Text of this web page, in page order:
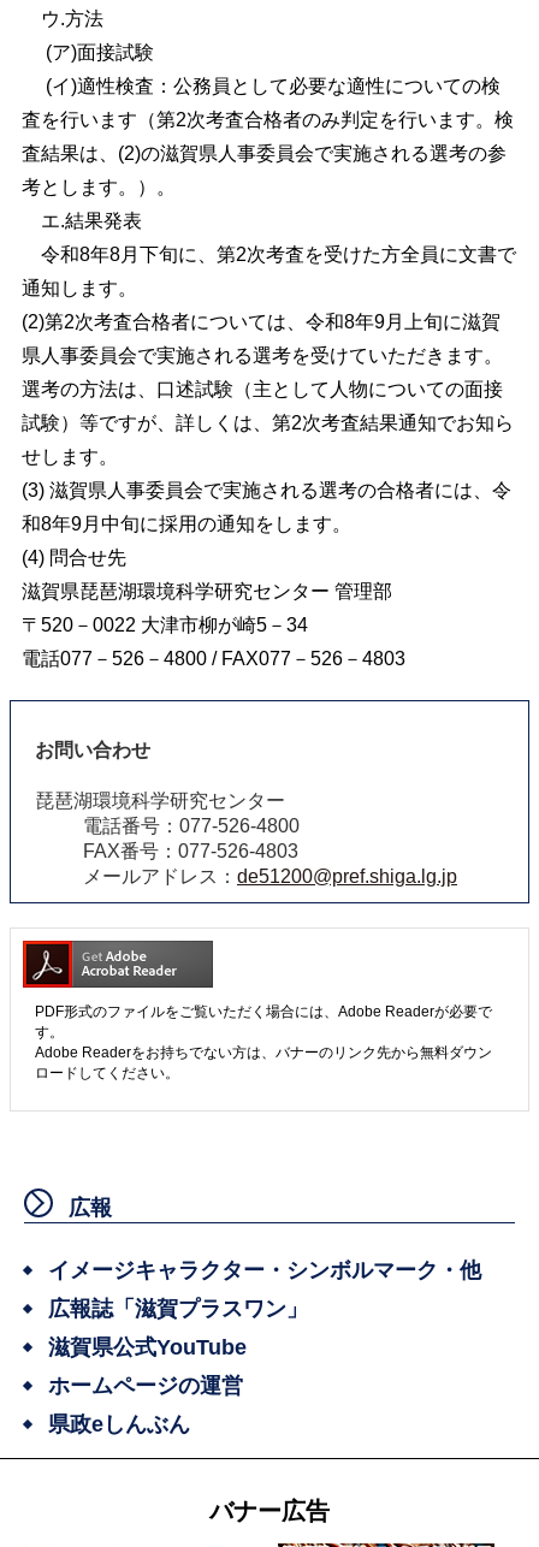
ウ.方法
(ア)面接試験
(イ)適性検査： 公務員として必要な適性についての検
査を行います（第2次考査合格者のみ判定を行います。検
査結果は、(2)の滋賀県人事委員会で実施される選考の参
考とします。）。
エ.結果発表
令和8年8月下旬に、第2次考査を受けた方全員に文書で
通知します。
(2)第2次考査合格者については、令和8年9月上旬に滋賀
県人事委員会で実施される選考を受けていただきます。
選考の方法は、口述試験（主として人物についての面接
試験）等ですが、詳しくは、第2次考査結果通知でお知ら
せします。
(3) 滋賀県人事委員会で実施される選考の合格者には、令
和8年9月中旬に採用の通知を します。
(4) 問合せ先
滋賀県琵琶湖環境科学研究センター 管理部
〒520－0022 大津市柳が崎5－34
電話077 － 526 － 4800 / FAX077 － 526 － 4803
お問い合わせ
琵琶湖環境科学研究センター
電話番号：077-526-4800
FAX番号：077-526-4803
メールアドレス： de51200@pref.shiga.lg.jp
PDF形式のファイルをご覧いただく場合には、Adobe Readerが必要で
す。
Adobe Readerをお持ちでない方は、バナーのリンク先から無料ダウン
ロードしてください。
広報
イメージキャラクター・シンボルマーク・他
広報誌「滋賀プラスワン」
滋賀県公式YouTube
ホームページの運営
県政eしんぶん
バナー広告